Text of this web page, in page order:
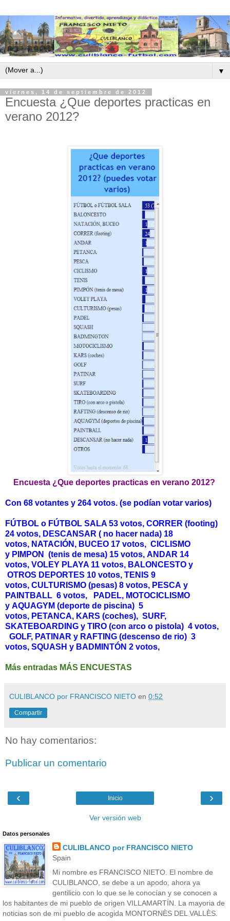
▼
viernes, 14 de septiembre de 2012
Encuesta ¿Que deportes practicas en
verano 2012?
Encuesta ¿Que deportes practicas en verano 2012?
Con 68 votantes y 264 votos. (se podían votar varios)
FÚTBOL o FÚTBOL SALA 53 votos, CORRER (footing)
24 votos, DESCANSAR ( no hacer nada) 18
votos, NATACIÓN, BUCEO 17 votos, CICLISMO
y PIMPON (tenis de mesa) 15 votos, ANDAR 14
votos, VOLEY PLAYA 11 votos, BALONCESTO y
OTROS DEPORTES 10 votos, TENIS 9
votos, CULTURISMO (pesas) 8 votos, PESCA y
PAINTBALL 6 votos, PADEL, MOTOCICLISMO
y AQUAGYM (deporte de piscina) 5
votos, PETANCA, KARS (coches), SURF,
SKATEBOARDING y TIRO (con arco o pistola) 4 votos,
GOLF, PATINAR y RAFTING (descenso de rio) 3
votos, SQUASH y BADMINTÓN 2 votos,
Más entradas MÁS ENCUESTAS
CULIBLANCO por FRANCISCO NIETO en 0:52
Compartir
No hay comentarios:
Publicar un comentario
‹ ›
Inicio
Ver versión web
Datos personales
CULIBLANCO por FRANCISCO NIETO
Spain
Mi nombre es FRANCISCO NIETO. El nombre de
CULIBLANCO, se debe a un apodo, ahora ya
gentilicio con lo que se le conocían y se conocen a
los habitantes de mi pueblo de origen VILLAMARTÍN. La mayoria de
noticias son de mi pueblo de acogida MONTORNÈS DEL VALLÈS.